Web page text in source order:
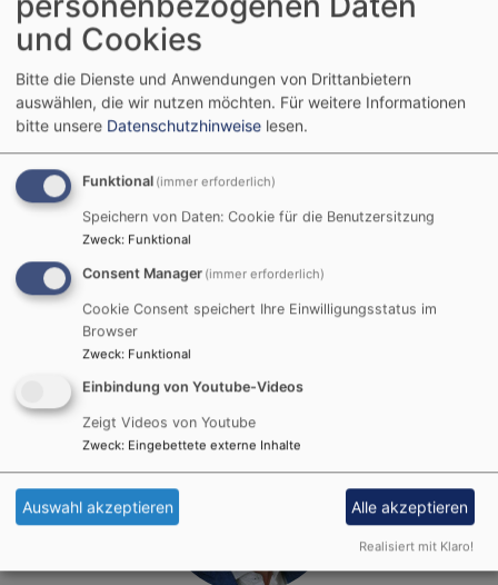
Christian Horter, Kornburg
christian.horter@elkb.de
und Cookies
Bitte die Dienste und Anwendungen von Drittanbietern
auswählen, die wir nutzen möchten. Für weitere Informationen
bitte unsere Datenschutzhinweise lesen.
Funktional (immer erforderlich)
Speichern von Daten: Cookie für die Benutzersitzung
Zweck: Funktional
Consent Manager (immer erforderlich)
Cookie Consent speichert Ihre Einwilligungsstatus im
Browser
Zweck: Funktional
Einbindung von Youtube-Videos
Zeigt Videos von Youtube
Zweck: Eingebettete externe Inhalte
Auswahl akzeptieren Alle akzeptieren
Realisiert mit Klaro!